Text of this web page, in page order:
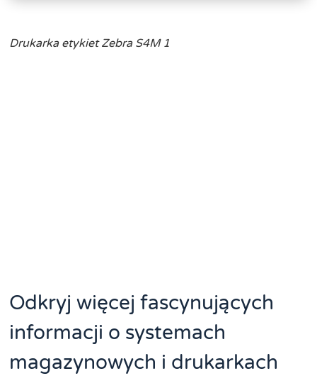
Drukarka etykiet Zebra S4M 1
Odkryj więcej fascynujących
informacji o systemach
magazynowych i drukarkach